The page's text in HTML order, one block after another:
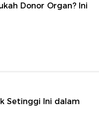
Donor Organ? Ini
Setinggi Ini dalam